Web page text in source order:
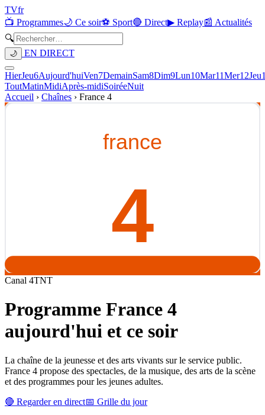
TVfr
📺 Programmes🌙 Ce soir⚽ Sport🔴 Direct▶ Replay📰 Actualités
🔍
🌙 EN DIRECT
HierJeu6Aujourd'huiVen7DemainSam8Dim9Lun10Mar11Mer12Jeu
ToutMatinMidiAprès-midiSoiréeNuit
Accueil › Chaînes › France 4
Canal 4TNT
Programme France 4
aujourd'hui et ce soir
La chaîne de la jeunesse et des arts vivants sur le service public.
France 4 propose des spectacles, de la musique, des arts de la scène
et des programmes pour les jeunes adultes.
🔴 Regarder en direct📅 Grille du jour